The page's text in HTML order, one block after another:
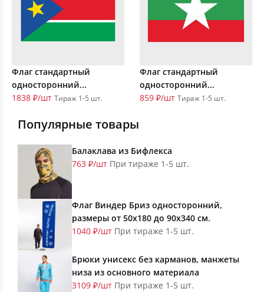
Флаг стандартный
односторонний...
1838 ₽/шт Тираж 1-5 шт.
Флаг стандартный
односторонний...
859 ₽/шт Тираж 1-5 шт.
Популярные товары
Балаклава из Бифлекса
763 ₽/шт При тираже 1-5 шт.
Флаг Виндер Бриз односторонний,
размеры от 50х180 до 90х340 см.
1040 ₽/шт При тираже 1-5 шт.
Брюки унисекс без карманов, манжеты
низа из основного материала
3109 ₽/шт При тираже 1-5 шт.